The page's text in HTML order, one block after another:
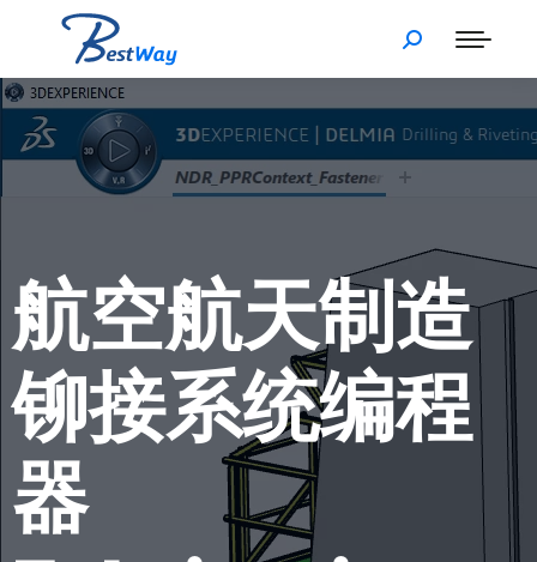
航空航天制造
铆接系统编程
器